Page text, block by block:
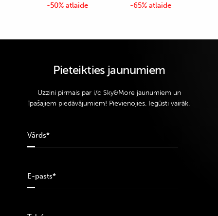
-50% atlaide -65% atlaide
Pieteikties jaunumiem
Uzzini pirmais par i/c Sky&More jaunumiem un
īpašajiem piedāvājumiem! Pievienojies. Iegūsti vairāk.